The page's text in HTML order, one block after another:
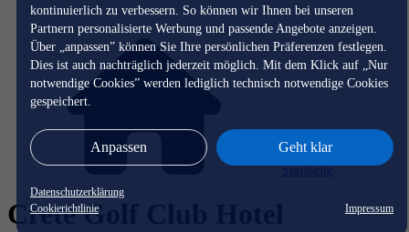
kontinuierlich zu verbessern. So können wir Ihnen bei unseren
Partnern personalisierte Werbung und passende Angebote anzeigen.
Über „anpassen” können Sie Ihre persönlichen Präferenzen festlegen.
Dies ist auch nachträglich jederzeit möglich. Mit dem Klick auf „Nur
notwendige Cookies” werden lediglich technisch notwendige Cookies
gespeichert.
Anpassen Geht klar
Datenschutzerklärung
Cookierichtlinie
Impressum
Startseite
Crete Golf Club Hotel